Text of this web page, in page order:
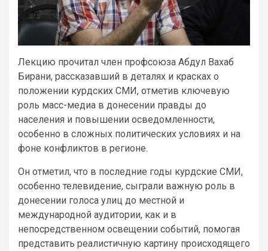
Лекцию прочитал член профсоюза Абдул Вахаб
Бирани, рассказавший в деталях и красках о
положении курдских СМИ, отметив ключевую
роль масс-медиа в донесении правды до
населения и повышении осведомленности,
особенно в сложных политических условиях и на
фоне конфликтов в регионе.
Он отметил, что в последние годы курдские СМИ,
особенно телевидение, сыграли важную роль в
донесении голоса улиц до местной и
международной аудитории, как и в
непосредственном освещении событий, помогая
представить реалистичную картину происходящего